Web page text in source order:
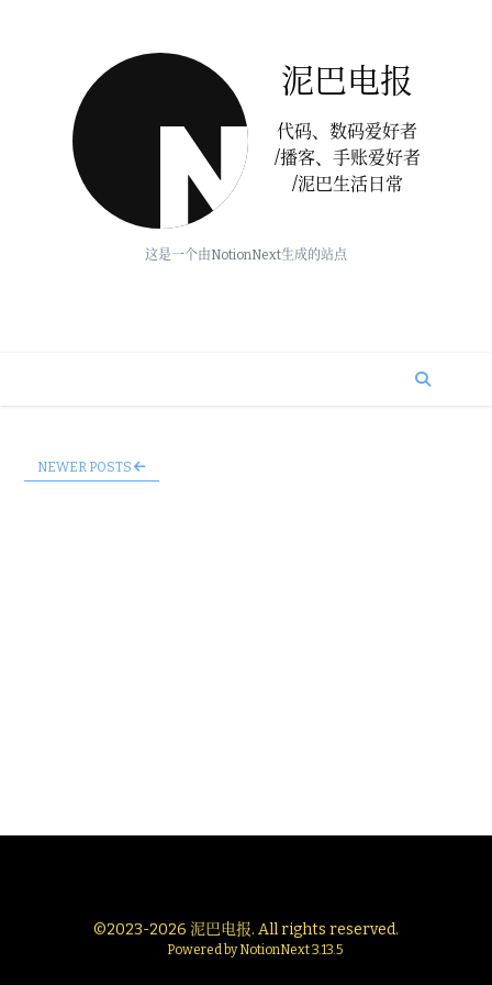
泥巴电报
代码、数码爱好者
/播客、手账爱好者
/泥巴生活日常
这是一个由NotionNext生成的站点
NEWER POSTS
©2023-2026 泥巴电报. All rights reserved.
Powered byNotionNext3.13.5